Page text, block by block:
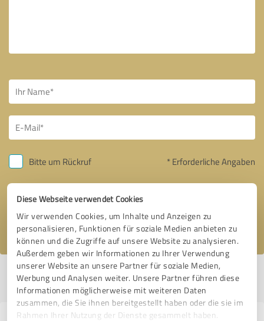
Diese Webseite verwendet Cookies
Wir verwenden Cookies, um Inhalte und Anzeigen zu
personalisieren, Funktionen für soziale Medien anbieten zu
können und die Zugriffe auf unsere Website zu analysieren.
Außerdem geben wir Informationen zu Ihrer Verwendung
unserer Website an unsere Partner für soziale Medien,
Werbung und Analysen weiter. Unsere Partner führen diese
Informationen möglicherweise mit weiteren Daten
zusammen, die Sie ihnen bereitgestellt haben oder die sie im
Rahmen Ihrer Nutzung der Dienste gesammelt haben.
Bitte um Rückruf * Erforderliche Angaben
Nachricht senden
Ich stimme den Datenschutzbestimmungenzu.
Profil aktiv seit 04.10.2016 |Letzte Aktualisierung: 03.07.2017|Profil
melden